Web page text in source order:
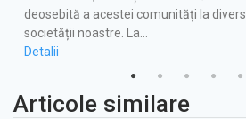
deosebită a acestei comunități la
societății noastre. La…
Detalii
Articole similare